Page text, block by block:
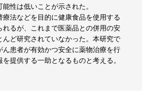
性は低いことが示された。
療法などを目的に健康食品を使用する
れるが、これまで医薬品との併用の安
んど研究されていなかった。本研究で
ん患者が有効かつ安全に薬物治療を行
提供する一助となるものと考える。